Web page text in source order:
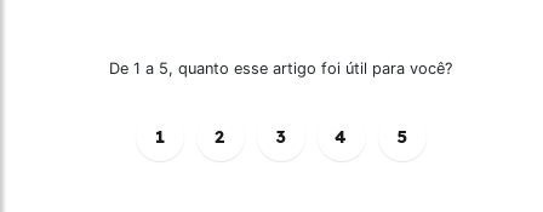
De 1 a 5, quanto esse artigo foi útil para você?
1 2 3 4 5